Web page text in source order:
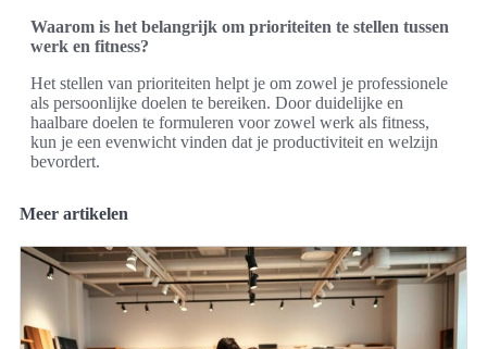
Waarom is het belangrijk om prioriteiten te stellen tussen
werk en fitness?
Het stellen van prioriteiten helpt je om zowel je professionele
als persoonlijke doelen te bereiken. Door duidelijke en
haalbare doelen te formuleren voor zowel werk als fitness,
kun je een evenwicht vinden dat je productiviteit en welzijn
bevordert.
Meer artikelen